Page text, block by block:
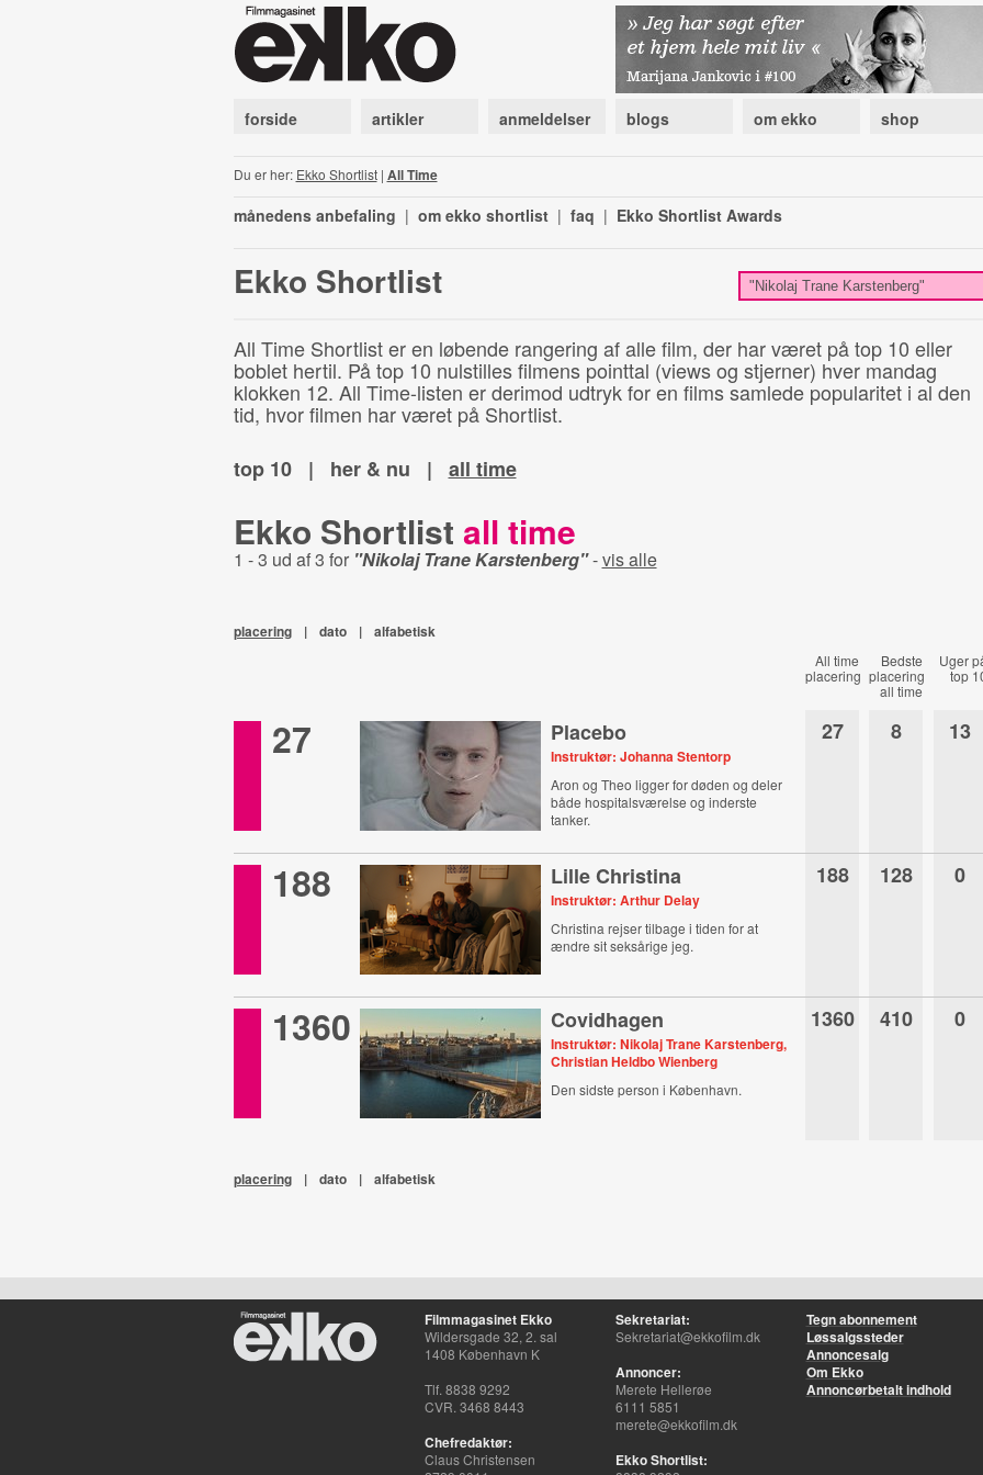
forside artikler anmeldelser blogs om ekko shop
Du er her: Ekko Shortlist| All Time
månedens anbefaling | om ekko shortlist | faq | Ekko Shortlist Awards
Ekko Shortlist
All Time Shortlist er en løbende rangering af alle film, der har været på top 10 eller
boblet hertil. På top 10 nulstilles filmens pointtal (views og stjerner) hver mandag
klokken 12. All Time-listen er derimod udtryk for en films samlede popularitet i al den
tid, hvor filmen har været på Shortlist.
top 10
| her & nu | all time
Ekko Shortlist all time
1 - 3 ud af 3 for "Nikolaj Trane Karstenberg"-vis alle
placering | dato | alfabetisk
All time
placering
Bedste
placering
all time
Uger
top
27 Placebo
Instruktør: Johanna Stentorp
Aron og Theo ligger for døden og deler
både hospitalsværelse og inderste
tanker.
27 8 13
188 Lille Christina
Instruktør: Arthur Delay
Christina rejser tilbage i tiden for at
ændre sit seksårige jeg.
188 128 0
1360 Covidhagen
Instruktør: Nikolaj Trane Karstenberg,
Christian Heldbo Wienberg
Den sidste person i København.
1360 410 0
placering | dato | alfabetisk
Filmmagasinet Ekko
Wildersgade 32, 2. sal
1408 København K
Tlf. 8838 9292
CVR. 3468 8443
Chefredaktør:
Claus Christensen
Sekretariat:
Sekretariat@ekkofilm.dk
Annoncer:
Merete Hellerøe
6111 5851
merete@ekkofilm.dk
Ekko Shortlist:
Tegn abonnement
Løssalgssteder
Annoncesalg
Om Ekko
Annoncørbetalt indhold